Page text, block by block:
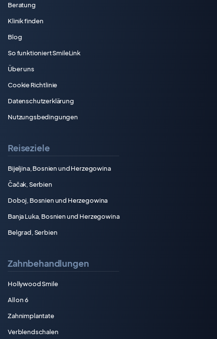
Beratung
Klinik finden
Blog
So funktioniert SmileLink
Über uns
Cookie Richtlinie
Datenschutzerklärung
Nutzungsbedingungen
Reiseziele
Bijeljina, Bosnien und Herzegowina
Čačak, Serbien
Doboj, Bosnien und Herzegowina
Banja Luka, Bosnien und Herzegowina
Belgrad, Serbien
Zahnbehandlungen
Hollywood Smile
All on 6
Zahnimplantate
Verblendschalen